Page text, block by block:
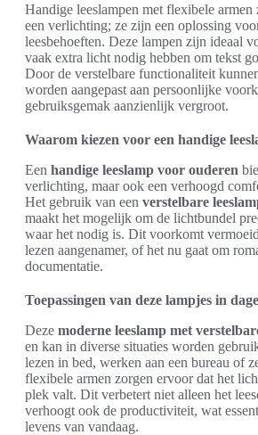
Handige leeslampen met flexibele armen
een verlichting; ze zijn een oplossing
leesbehoeften. Deze lampen zijn ideaal
vaak extra licht nodig hebben om tekst
Door de verstelbare functionaliteit
worden aangepast aan persoonlijke
gebruiksgemak aanzienlijk vergroot.
Waarom kiezen voor een handige
Een handige leeslamp voor ouderen
verlichting, maar ook een verhoogd
Het gebruik van een verstelbare
maakt het mogelijk om de lichtbundel
waar het nodig is. Dit voorkomt
lezen aangenamer, of het nu gaat om
documentatie.
Toepassingen van deze lampjes in
Deze moderne leeslamp met
en kan in diverse situaties worden
lezen in bed, werken aan een bureau of
flexibele armen zorgen ervoor dat het
plek valt. Dit verbetert niet alleen het
verhoogt ook de productiviteit, wat
levens van vandaag.